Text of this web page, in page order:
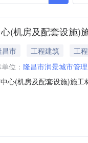
(机房及配套设施)
昌市 工程建筑
工程
位： 隆昌市润景城市管
心(机房及配套设施)施
单位项目经理中标价格